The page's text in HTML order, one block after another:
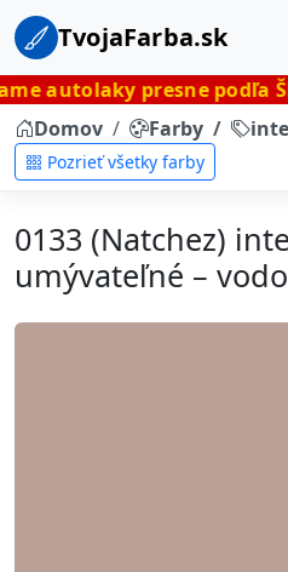
TvojaFarba.sk
presne podľa ŠPZ– rýchlo,
Domov
Farby
Pozrieť všetky farby
0133 (Natchez)
umývateľné –